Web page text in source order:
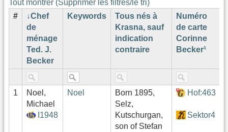
Tout montrer (Supprimer les filtres/le tri)
#
Chef
de
ménage
Ted. J.
Becker
Keywords
Tous nés à
Krasna, sauf
indication
contraire
Numéro
de carte
Corinne
Becker¹
1
Noel,
Michael
I1948
Noel
Born 1895,
Selz,
Kutschurgan,
son of Stefan
Hof:463
Sektor4